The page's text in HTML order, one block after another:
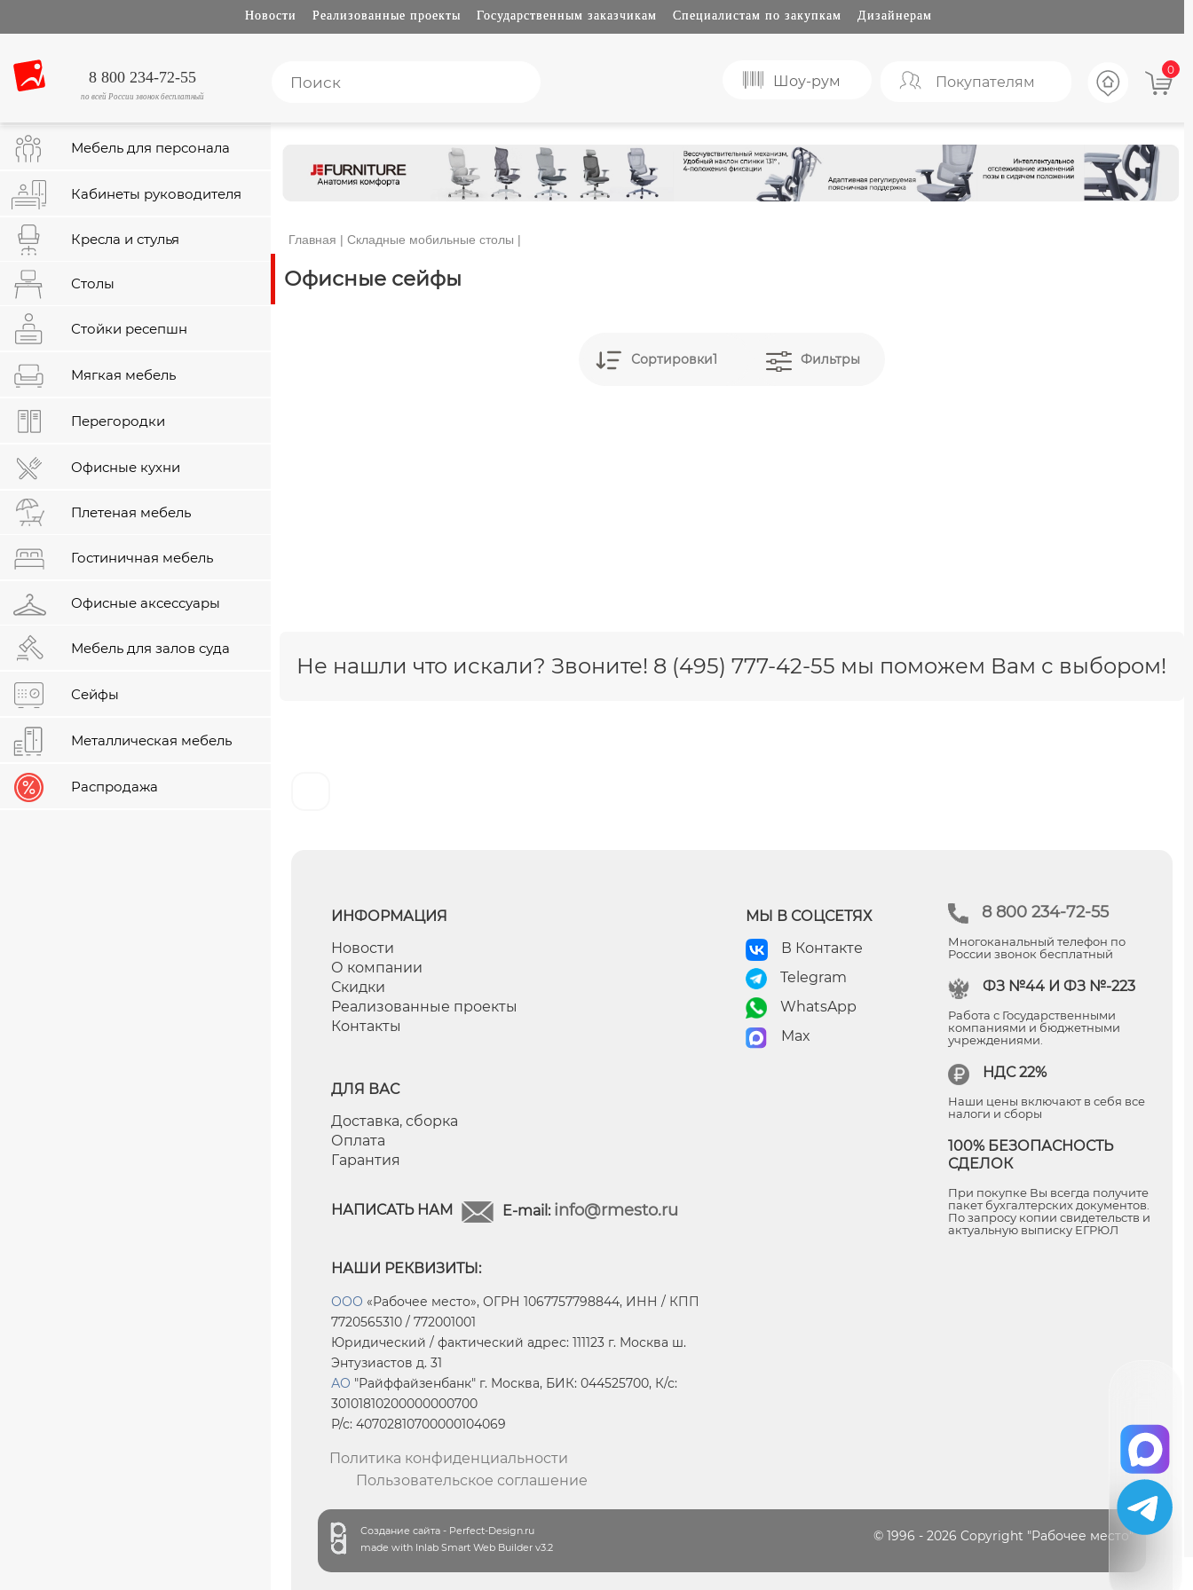
Новости Реализованные проекты Государственным заказчикам Специалистам по закупкам Дизайнерам
8 800 234-72-55
по всей России звонок бесплатный
0
Покупателям
Шоу-рум
Главная | Складные мобильные столы |
Офисные сейфы
Сортировки1 Фильтры
Не нашли что искали? Звоните! 8 (495) 777-42-55 мы поможем Вам с выбором!
ИНФОРМАЦИЯ
Новости
О компании
Скидки
Реализованные проекты
Контакты
ДЛЯ ВАС
Доставка, сборка
Оплата
Гарантия
НАПИСАТЬ НАМ E-mail: info@rmesto.ru
НАШИ РЕКВИЗИТЫ:
ООО «Рабочее место», ОГРН 1067757798844, ИНН / КПП
7720565310 / 772001001
Юридический / фактический адрес: 111123 г. Москва ш.
Энтузиастов д. 31
АО "Райффайзенбанк" г. Москва, БИК: 044525700, К/с:
30101810200000000700
Р/с: 40702810700000104069
Политика конфиденциальности
Пользовательское соглашение
8 800 234-72-55
Многоканальный телефон по
России звонок бесплатный
ФЗ №44 И ФЗ №-223
Работа с Государственными
компаниями и бюджетными
учреждениями.
НДС 22%
Наши цены включают в себя все
налоги и сборы
100% БЕЗОПАСНОСТЬ
СДЕЛОК
При покупке Вы всегда получите
пакет бухгалтерских документов.
По запросу копии свидетельств и
актуальную выписку ЕГРЮЛ
МЫ В СОЦСЕТЯХ
В Контакте
Telegram
WhatsApp
Max
Создание сайта - Perfect-Design.ru
made with Inlab Smart Web Builder v3.2
© 1996 - 2026 Copyright "Рабочее место"
Мебель для персонала
Кабинеты руководителя
Кресла и стулья
Столы
Стойки ресепшн
Мягкая мебель
Перегородки
Офисные кухни
Плетеная мебель
Гостиничная мебель
Офисные аксессуары
Мебель для залов суда
Сейфы
Металлическая мебель
Распродажа